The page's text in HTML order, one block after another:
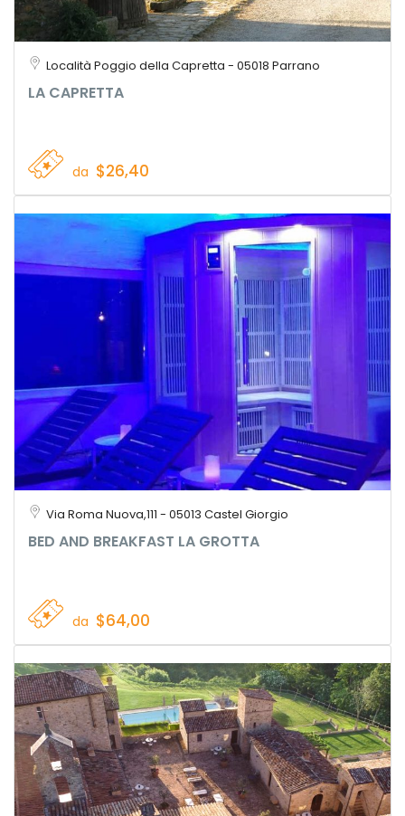
Località Poggio della Capretta - 05018 Parrano
LA CAPRETTA
da $26,40
Via Roma Nuova,111 - 05013 Castel Giorgio
BED AND BREAKFAST LA GROTTA
da $64,00